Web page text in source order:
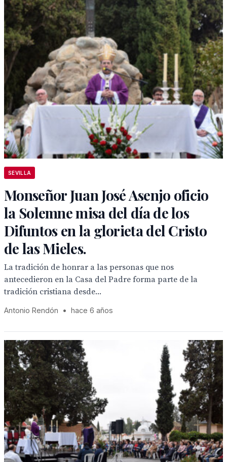
SEVILLA
Monseñor Juan José Asenjo oficio
la Solemne misa del día de los
Difuntos en la glorieta del Cristo
de las Mieles.
La tradición de honrar a las personas que nos
antecedieron en la Casa del Padre forma parte de la
tradición cristiana desde...
Antonio Rendón • hace 6 años